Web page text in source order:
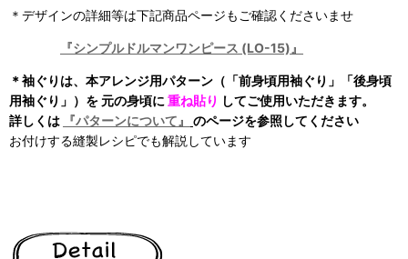
＊デザインの詳細等は下記商品ページもご確認くださいませ
『シンプルドルマンワンピース (LO-15)』
＊袖ぐりは、本アレンジ用パターン（「前身頃用袖ぐり」「後身頃
用袖ぐり」）を 元の身頃に 重ね貼り してご使用いただきます。
詳しくは
『パターンについて』
のページを参照してください
お付けする縫製レシピでも解説しています